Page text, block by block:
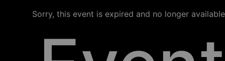
Sorry, this event is expired and no longer available